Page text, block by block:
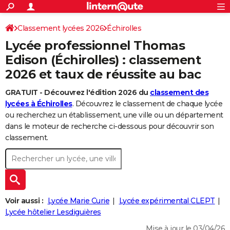
ACTUALITÉS
Politique
Société
Faits Divers
Education
Monde
Villes
+
SPORT
Coupe du monde 2026
Football
Tennis
Cyclisme
Rugby
Forum
CULTURE
Programme TV
TNT
Streaming
Cinéma
Sorties cinéma
Musique
+
FINANCE
Retraite
Impôts
Epargne
Immobilier
Risques naturels par ville
Banque
Assurance
Crédit
AUTO
Essais
Réserver un essai
Citadines
Berlines
SUV
Forum auto
+
HIGH-TECH
Mobiles
Meilleur smartphone
Internet
Ordinateurs
Jeux vidéo
Guide high-tech
+
BRICOLAGE
Forum
Aménagement intérieur
Extérieur
Cuisine
Salle de bains
Jardinage
Rangement
WEEK-END
Guides de France
Escapades
Patrimoine
Expositions
Musées
Week-end nature
+LIFESTYLE
Art de vivre
Bien-être
Loisirs
Mode
Modes de vie
+SANTE
S'inscrire
Connexion
Classement lycées 2026 Échirolles
Lycée professionnel Thomas
Edison (Échirolles) : classement
2026 et taux de réussite au bac
GRATUIT - Découvrez l'édition 2026 du classement des
lycées à Échirolles. Découvrez le classement de chaque lycée
ou recherchez un établissement, une ville ou un département
dans le moteur de recherche ci-dessous pour découvrir son
classement.
Voir aussi : Lycée Marie Curie
Lycée expérimental CLEPT
Lycée hôtelier Lesdiguières